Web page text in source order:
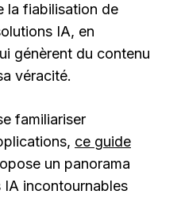
la fiabilisation de
IA, en
génèrent du contenu
véracité.
familiariser
ce guide
un panorama
incontournables